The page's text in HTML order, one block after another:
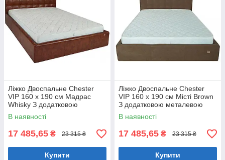
Ліжко Двоспальне Chester
VIP 160 х 190 см Мадрас
Whisky З додатковою
металевою цільнозварною
рамою Коричневий
В наявності
17 485,65 ₴ 23 315 ₴
Купити
Ліжко Двоспальне Chester
VIP 160 х 190 см Місті Brown
З додатковою металевою
цільнозварною рамою
Коричневий
В наявності
17 485,65 ₴ 23 315 ₴
Купити